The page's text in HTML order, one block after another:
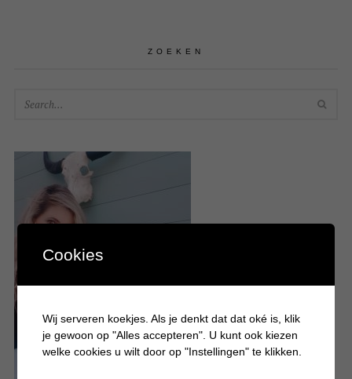
ZOEKEN
Cookies
Wij serveren koekjes. Als je denkt dat dat oké is, klik
je gewoon op "Alles accepteren". U kunt ook kiezen
welke cookies u wilt door op "Instellingen" te klikken.